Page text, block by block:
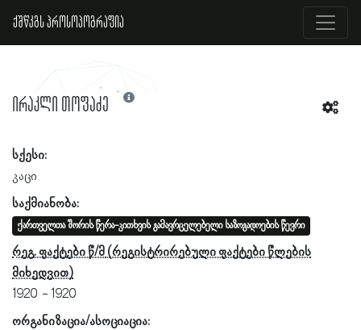
ქშწკგს პროსოპოგრაფია
ირაკლი თოფაძე
სქესი:
კაცი
საქმიანობა:
ქართველთა შორის წერა-კითხვის გამავრცელებელი საზოგადოების წევრი
რეგ. ფაქტები წ/მ
1920
1920
ორგანიზაცია/ასოციაცია: